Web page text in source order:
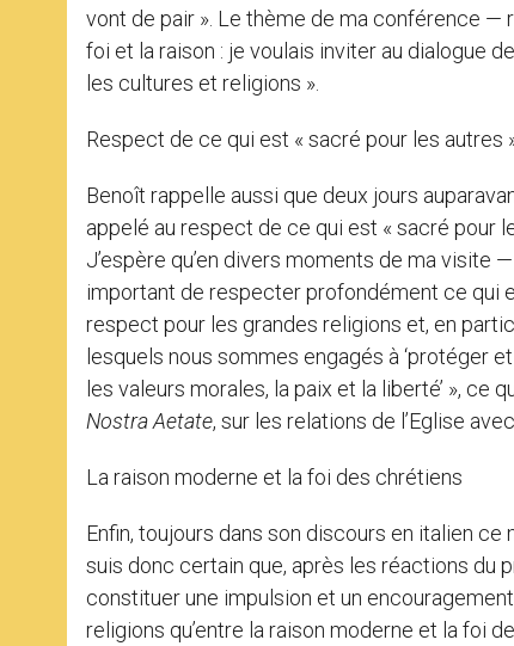
vont de pair ». Le thème de ma conférence —
foi et la raison : je voulais inviter au dialogue
les cultures et religions ».
Respect de ce qui est « sacré pour les autres
Benoît rappelle aussi que deux jours
appelé au respect de ce qui est « sacré pour
J’espère qu’en divers moments de ma visite
important de respecter profondément ce qui
respect pour les grandes religions et, en
lesquels nous sommes engagés à ‘protéger
les valeurs morales, la paix et la liberté’ »,
Nostra Aetate, sur les relations de l’Eglise
La raison moderne et la foi des chrétiens
Enfin, toujours dans son discours en italien
suis donc certain que, après les réactions du
constituer une impulsion et un
religions qu’entre la raison moderne et la foi